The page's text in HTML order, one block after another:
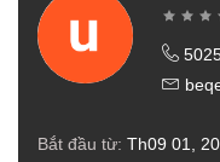
Bắt đầu từ: Th09 01,